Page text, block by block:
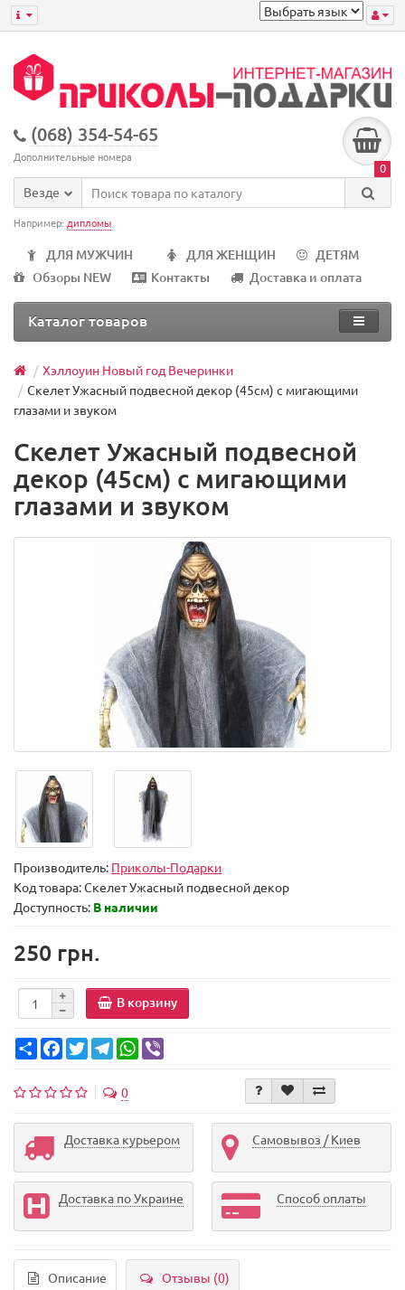
(068) 354-54-65
Дополнительные номера
0
Везде
Например: дипломы
ДЛЯ МУЖЧИН ДЛЯ ЖЕНЩИН
ДЕТЯМ
Обзоры NEW
Контакты Доставка и оплата
Каталог товаров
Хэллоуин Новый год Вечеринки
Скелет Ужасный подвесной декор (45см) с мигающими
глазами и звуком
Скелет Ужасный подвесной
декор (45см) с мигающими
глазами и звуком
Производитель: Приколы-Подарки
Код товара:Скелет Ужасный подвесной декор
Доступность: В наличии
250 грн.
В корзину
Share FacebookTwitterTelegramWhatsApp
0
Доставка курьером Самовывоз / Киев
Доставка по Украине Способ оплаты
Описание Отзывы (0)